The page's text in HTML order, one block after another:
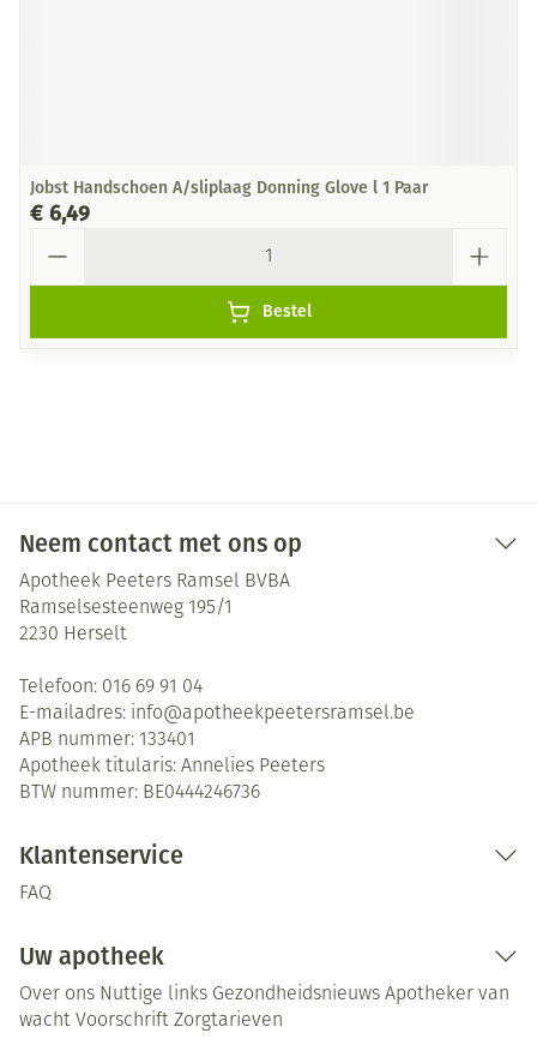
Jobst Handschoen A/sliplaag Donning Glove l 1 Paar
€ 6,49
Bestel
Neem contact met ons op
Apotheek Peeters Ramsel BVBA
Ramselsesteenweg 195/1
2230 Herselt
Telefoon: 016 69 91 04
E-mailadres: info@apotheekpeetersramsel.be
APB nummer: 133401
Apotheek titularis: Annelies Peeters
BTW nummer: BE0444246736
Klantenservice
FAQ
Uw apotheek
Over ons Nuttige links Gezondheidsnieuws Apotheker van
wacht Voorschrift Zorgtarieven